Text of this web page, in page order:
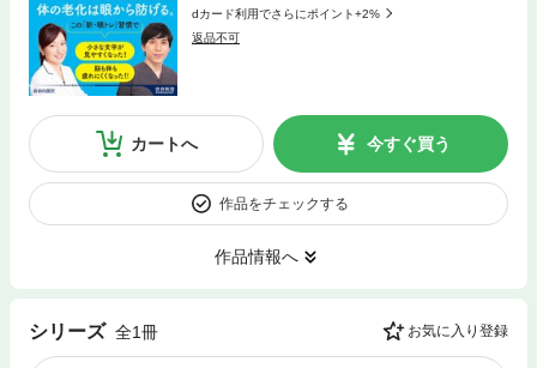
dカード利用でさらにポイント+2%
返品不可
カートへ 今すぐ買う
作品をチェックする
作品情報へ
シリーズ 全1冊 お気に入り登録